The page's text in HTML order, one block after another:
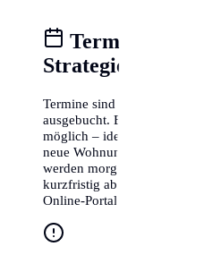
Strategie
Termine sind in Halle
ausgebucht. Buche deinen
möglich – idealerweise
neue Wohnung einziehst.
werden morgens zwischen
kurzfristig abgesagte
Online-Portal freigeschaltet.